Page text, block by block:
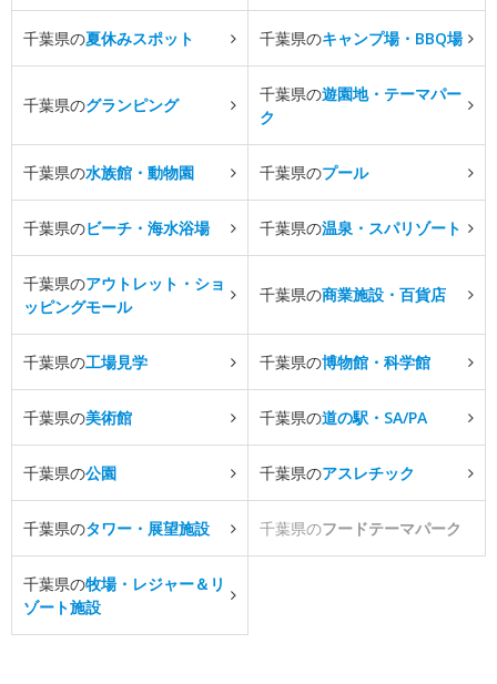
千葉県の夏休みスポット 千葉県のキャンプ場・BBQ場
千葉県のグランピング
千葉県の遊園地・テーマパー
ク
千葉県の水族館・動物園 千葉県のプール
千葉県のビーチ・海水浴場 千葉県の温泉・スパリゾート
千葉県のアウトレット・ショ
ッピングモール
千葉県の商業施設・百貨店
千葉県の工場見学 千葉県の博物館・科学館
千葉県の美術館 千葉県の道の駅・SA/PA
千葉県の公園 千葉県のアスレチック
千葉県のタワー・展望施設 千葉県のフードテーマパーク
千葉県の牧場・レジャー＆リ
ゾート施設